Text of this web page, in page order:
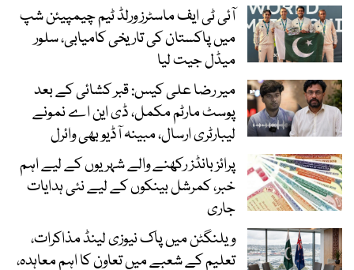
آئی ٹی ایف ماسٹرز ورلڈ ٹیم چیمپیئن شپ
میں پاکستان کی تاریخی کامیابی، سلور
میڈل جیت لیا
میر رضا علی کیس: قبر کشائی کے بعد
پوسٹ مارٹم مکمل، ڈی این اے نمونے
لیبارٹری ارسال، مبینہ آڈیو بھی وائرل
پرائز بانڈز رکھنے والے شہریوں کے لیے اہم
خبر، کمرشل بینکوں کے لیے نئی ہدایات
جاری
ویلنگٹن میں پاک نیوزی لینڈ مذاکرات،
تعلیم کے شعبے میں تعاون کا اہم معاہدہ،